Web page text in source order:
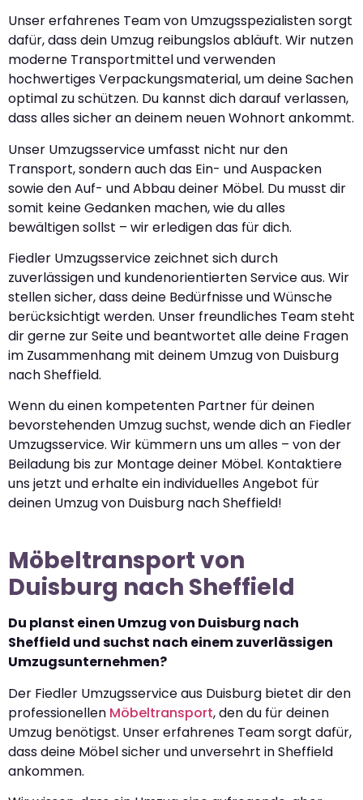
Unser erfahrenes Team von Umzugsspezialisten sorgt
dafür, dass dein Umzug reibungslos abläuft. Wir nutzen
moderne Transportmittel und verwenden
hochwertiges Verpackungsmaterial, um deine Sachen
optimal zu schützen. Du kannst dich darauf verlassen,
dass alles sicher an deinem neuen Wohnort ankommt.
Unser Umzugsservice umfasst nicht nur den
Transport, sondern auch das Ein- und Auspacken
sowie den Auf- und Abbau deiner Möbel. Du musst dir
somit keine Gedanken machen, wie du alles
bewältigen sollst – wir erledigen das für dich.
Fiedler Umzugsservice zeichnet sich durch
zuverlässigen und kundenorientierten Service aus. Wir
stellen sicher, dass deine Bedürfnisse und Wünsche
berücksichtigt werden. Unser freundliches Team steht
dir gerne zur Seite und beantwortet alle deine Fragen
im Zusammenhang mit deinem Umzug von Duisburg
nach Sheffield.
Wenn du einen kompetenten Partner für deinen
bevorstehenden Umzug suchst, wende dich an Fiedler
Umzugsservice. Wir kümmern uns um alles – von der
Beiladung bis zur Montage deiner Möbel. Kontaktiere
uns jetzt und erhalte ein individuelles Angebot für
deinen Umzug von Duisburg nach Sheffield!
Möbeltransport von
Duisburg nach Sheffield
Du planst einen Umzug von Duisburg nach
Sheffield und suchst nach einem zuverlässigen
Umzugsunternehmen?
Der Fiedler Umzugsservice aus Duisburg bietet dir den
professionellen Möbeltransport, den du für deinen
Umzug benötigst. Unser erfahrenes Team sorgt dafür,
dass deine Möbel sicher und unversehrt in Sheffield
ankommen.